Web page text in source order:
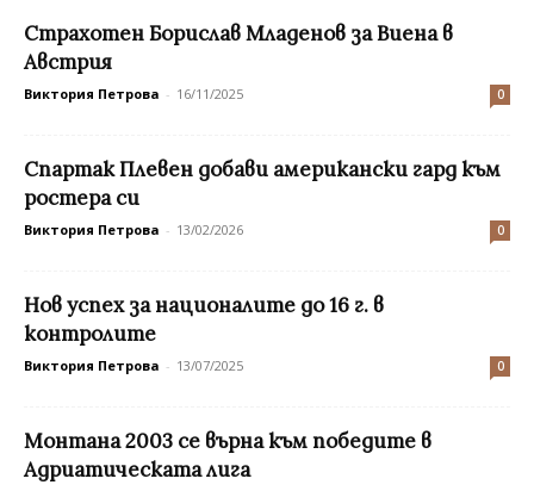
Страхотен Борислав Младенов за Виена в
Австрия
Виктория Петрова - 16/11/2025 0
Спартак Плевен добави американски гард към
ростера си
Виктория Петрова - 13/02/2026 0
Нов успех за националите до 16 г. в
контролите
Виктория Петрова - 13/07/2025 0
Монтана 2003 се върна към победите в
Адриатическата лига